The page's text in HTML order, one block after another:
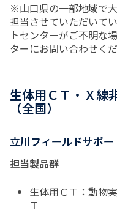
※山口県の一部地域で
担当させていただいて
トセンターがご不明な
ターにお問い合わせくだ
生体用ＣＴ・Ｘ線
（全国）
立川フィールドサポー
担当製品群
生体用ＣＴ：動物
Ｔ